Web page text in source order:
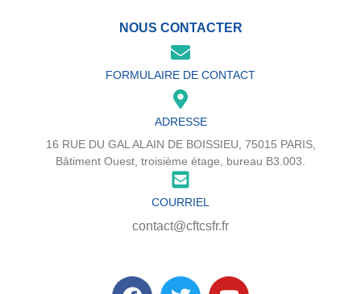
NOUS CONTACTER
FORMULAIRE DE CONTACT
ADRESSE
16 RUE DU GAL ALAIN DE BOISSIEU, 75015 PARIS,
Bâtiment Ouest, troisième étage, bureau B3.003.
COURRIEL
contact@cftcsfr.fr